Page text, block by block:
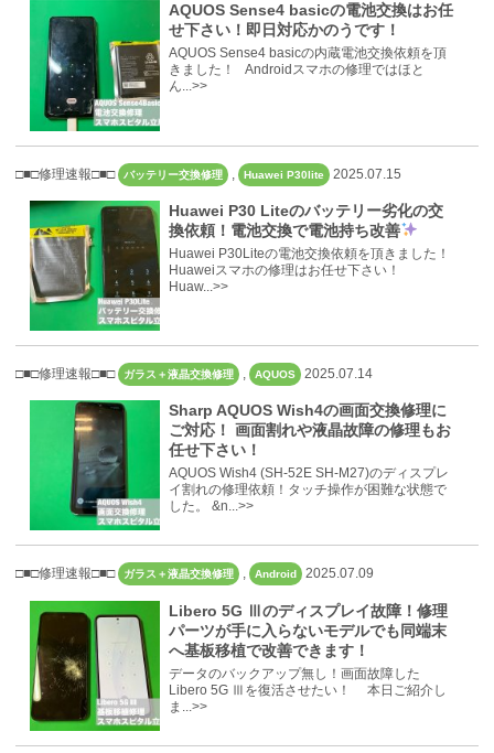
AQUOS Sense4 basicの電池交換はお任
せ下さい！即日対応かのうです！
AQUOS Sense4 basicの内蔵電池交換依頼を頂
きました！ Androidスマホの修理ではほと
ん...>>
□■□修理速報□■□ バッテリー交換修理 Huawei P30lite 2025.07.15
Huawei P30 Liteのバッテリー劣化の交
換依頼！電池交換で電池持ち改善
Huawei P30Liteの電池交換依頼を頂きました！
Huaweiスマホの修理はお任せ下さい！
Huaw...>>
□■□修理速報□■□ ガラス＋液晶交換修理 , AQUOS 2025.07.14
Sharp AQUOS Wish4の画面交換修理に
ご対応！ 画面割れや液晶故障の修理もお
任せ下さい！
AQUOS Wish4 (SH-52E SH-M27)のディスプレ
イ割れの修理依頼！タッチ操作が困難な状態で
した。 &n...>>
□■□修理速報□■□ ガラス＋液晶交換修理 , Android 2025.07.09
Libero 5G Ⅲのディスプレイ故障！修理
パーツが手に入らないモデルでも同端末
へ基板移植で改善できます！
データのバックアップ無し！画面故障した
Libero 5G Ⅲを復活させたい！ 本日ご紹介し
ま...>>